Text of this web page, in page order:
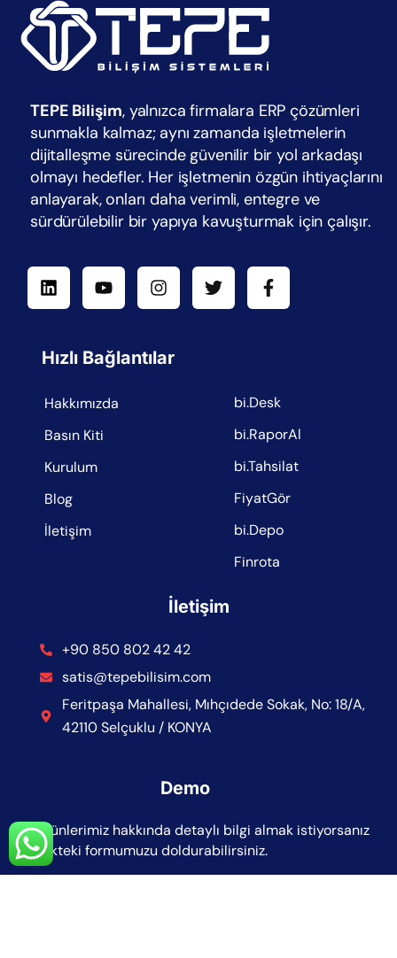
TEPE Bilişim, yalnızca firmalara ERP çözümleri
sunmakla kalmaz; aynı zamanda işletmelerin
dijitalleşme sürecinde güvenilir bir yol arkadaşı
olmayı hedefler. Her işletmenin özgün ihtiyaçlarını
anlayarak, onları daha verimli, entegre ve
sürdürülebilir bir yapıya kavuşturmak için çalışır.
Hızlı Bağlantılar
Hakkımızda
Basın Kiti
Kurulum
Blog
İletişim
bi.Desk
bi.RaporAl
bi.Tahsilat
FiyatGör
bi.Depo
Finrota
İletişim
+90 850 802 42 42
satis@tepebilisim.com
Feritpaşa Mahallesi, Mıhçıdede Sokak, No: 18/A,
42110 Selçuklu / KONYA
Demo
Ürünlerimiz hakkında detaylı bilgi almak istiyorsanız
linkteki formumuzu doldurabilirsiniz.